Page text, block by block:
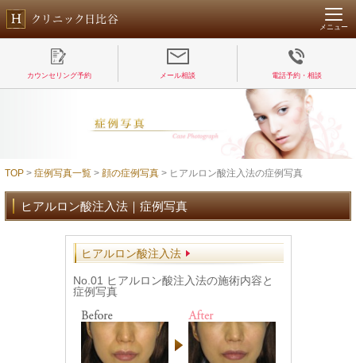
メニュー
カウンセリング予約 メール相談 電話予約・相談
TOP > 症例写真一覧 > 顔の症例写真 > ヒアルロン酸注入法の症例写真
ヒアルロン酸注入法｜症例写真
ヒアルロン酸注入法
No.01 ヒアルロン酸注入法の施術内容と
症例写真